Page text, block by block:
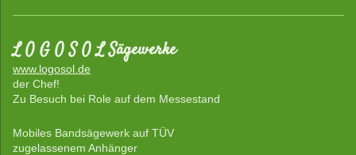
L O G O S O L Sägewerke
www.logosol.de
der Chef!
Zu Besuch bei Role auf dem Messestand
Mobiles Bandsägewerk auf TÜV
zugelassenem Anhänger